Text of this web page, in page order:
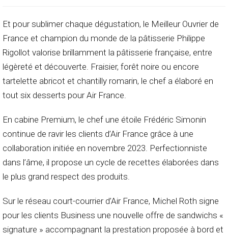
Et pour sublimer chaque dégustation, le Meilleur Ouvrier de
France et champion du monde de la pâtisserie Philippe
Rigollot valorise brillamment la pâtisserie française, entre
légèreté et découverte. Fraisier, forêt noire ou encore
tartelette abricot et chantilly romarin, le chef a élaboré en
tout six desserts pour Air France.
En cabine Premium, le chef une étoile Frédéric Simonin
continue de ravir les clients d’Air France grâce à une
collaboration initiée en novembre 2023. Perfectionniste
dans l’âme, il propose un cycle de recettes élaborées dans
le plus grand respect des produits.
Sur le réseau court-courrier d’Air France, Michel Roth signe
pour les clients Business une nouvelle offre de sandwichs «
signature » accompagnant la prestation proposée à bord et